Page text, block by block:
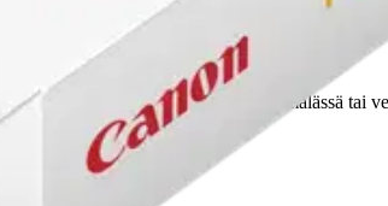
ovat käyttäneet S-Etukorttia myymälässä tai